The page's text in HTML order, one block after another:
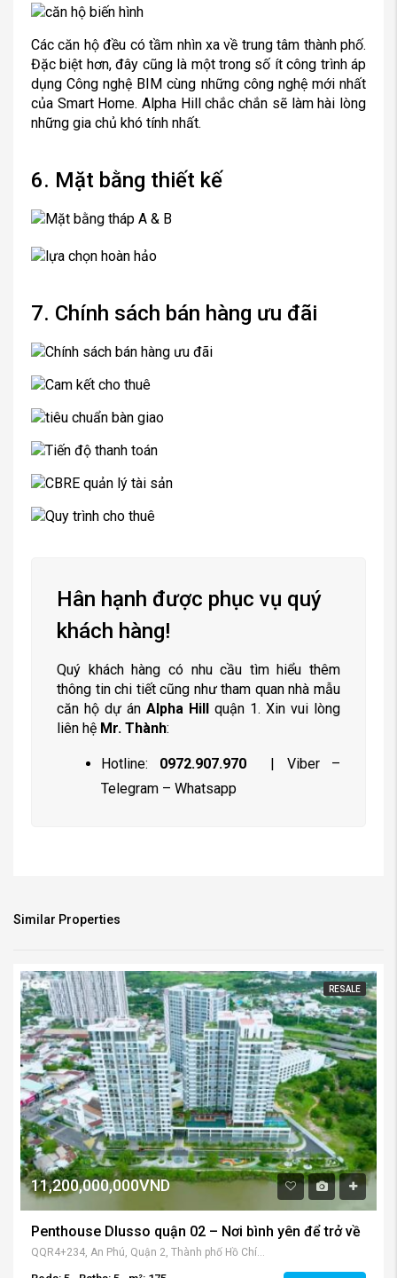
Các căn hộ đều có tầm nhìn xa về trung tâm thành phố.
Đặc biệt hơn, đây cũng là một trong số ít công trình áp
dụng Công nghệ BIM cùng những công nghệ mới nhất
của Smart Home. Alpha Hill chắc chắn sẽ làm hài lòng
những gia chủ khó tính nhất.
6. Mặt bằng thiết kế
7. Chính sách bán hàng ưu đãi
Hân hạnh được phục vụ quý
khách hàng!
Quý khách hàng có nhu cầu tìm hiểu thêm
thông tin chi tiết cũng như tham quan nhà mẫu
căn hộ dự án Alpha Hill
quận 1. Xin vui lòng
liên hệ Mr. Thành:
Hotline: 0972.907.970 | Viber –
Telegram – Whatsapp
Similar Properties
RESALE
11,200,000,000VND
Penthouse Dlusso quận 02 – Nơi bình yên để trở về